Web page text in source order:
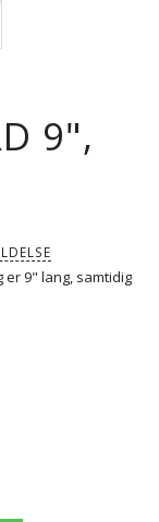
9",
9" lang, samtidig